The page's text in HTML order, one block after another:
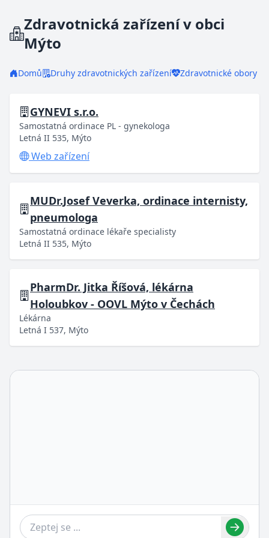
Zdravotnická zařízení v obci
Mýto
Domů Druhy zdravotnických zařízení Zdravotnické obory
GYNEVI s.r.o.
Samostatná ordinace PL - gynekologa
Letná II 535, Mýto
Web zařízení
MUDr.Josef Veverka, ordinace internisty,
pneumologa
Samostatná ordinace lékaře specialisty
Letná II 535, Mýto
PharmDr. Jitka Říšová, lékárna
Holoubkov - OOVL Mýto v Čechách
Lékárna
Letná I 537, Mýto